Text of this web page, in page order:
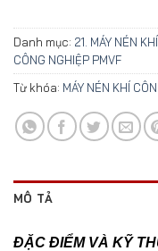
Danh mục: 21. MÁY NÉN
CÔNG NGHIỆP PMVF
Từ khóa: MÁY NÉN KHÍ
MÔ TẢ
ĐẶC ĐIỂM VÀ KỸ